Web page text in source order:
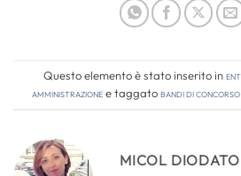
Questo elemento è stato inserito in
amministrazionee taggatobandi di concorso
MICOL DIODATO